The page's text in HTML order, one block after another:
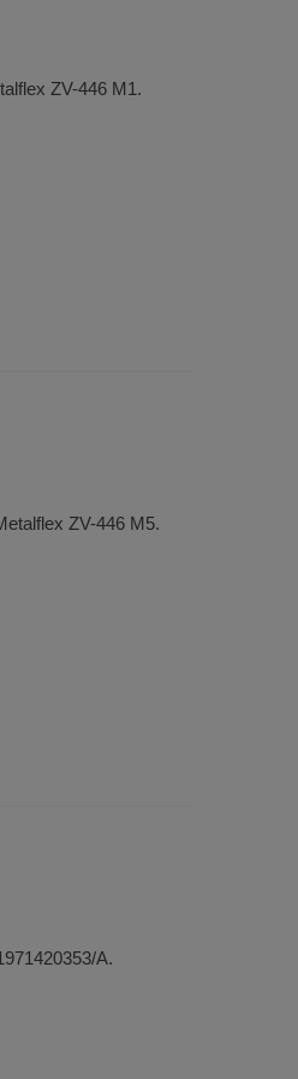
ZV-446 M1.
ZV-446 M5.
A.